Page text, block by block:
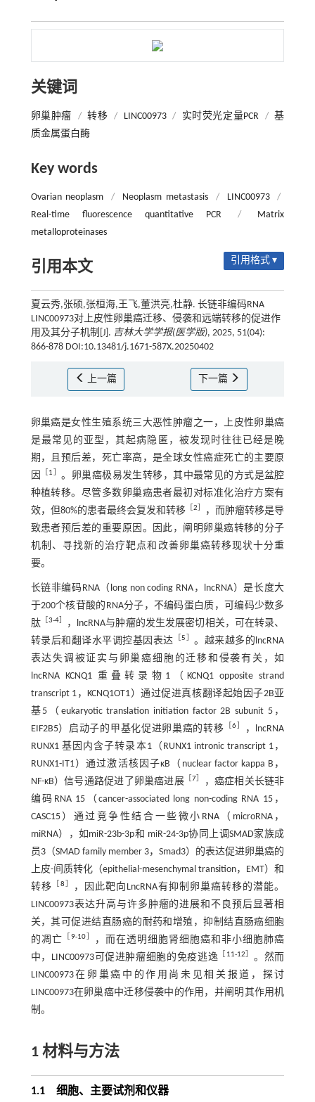
关键词
卵巢肿瘤 / 转移 / LINC00973 / 实时荧光定量PCR / 基
质金属蛋白酶
Key words
Ovarian neoplasm / Neoplasm metastasis / LINC00973
/
Real-time fluorescence quantitative PCR
/
Matrix
metalloproteinases
引用本文 引用格式 ▾
夏云秀,张硕,张桓海,王飞,董洪亮,杜静. 长链非编码RNA
LINC00973对上皮性卵巢癌迁移、侵袭和远端转移的促进作
用及其分子机制[J]. 吉林大学学报(医学版), 2025, 51(04):
866-878 DOI:10.13481/j.1671-587X.20250402
上一篇 下一篇
卵巢癌是女性生殖系统三大恶性肿瘤之一，上皮性卵巢癌
是最常见的亚型，其起病隐匿，被发现时往往已经是晚
期，且预后差，死亡率高，是全球女性癌症死亡的主要原
因
1
。卵巢癌极易发生转移，其中最常见的方式是盆腔
种植转移。尽管多数卵巢癌患者最初对标准化治疗方案有
效，但80%的患者最终会复发和转移 ［2
，而肿瘤转移是导
致患者预后差的重要原因。因此，阐明卵巢癌转移的分子
机制、寻找新的治疗靶点和改善卵巢癌转移现状十分重
要。
长链非编码RNA（long non coding RNA，lncRNA）是长度大
于200个核苷酸的RNA分子，不编码蛋白质，可编码少数多
肽［ 3-4］
，lncRNA与肿瘤的发生发展密切相关，可在转录、
转录后和翻译水平调控基因表达 ［5
。越来越多的lncRNA
表达失调被证实与卵巢癌细胞的迁移和侵袭有关，如
lncRNA KCNQ1 重叠转录物1（KCNQ1 opposite strand
transcript 1，KCNQ1OT1）通过促进真核翻译起始因子2B亚
基5（eukaryotic translation initiation factor 2B subunit 5，
EIF2B5）启动子的甲基化促进卵巢癌的转移 ［6
，lncRNA
RUNX1 基因内含子转录本1（RUNX1 intronic transcript 1，
RUNX1-IT1）通过激活核因子κB（nuclear factor kappa B，
NF-κB）信号通路促进了卵巢癌进展 ［7
，癌症相关长链非
编码RNA 15（cancer-associated long non-coding RNA 15，
CASC15）通过竞争性结合一些微小RNA（microRNA，
miRNA），如miR-23b-3p和 miR-24-3p协同上调SMAD家族成
员3（SMAD family member 3，Smad3）的表达促进卵巢癌的
上皮-间质转化（epithelial-mesenchymal transition，EMT）和
转移
8
，因此靶向LncRNA有抑制卵巢癌转移的潜能。
LINC00973表达升高与许多肿瘤的进展和不良预后显著相
关，其可促进结直肠癌的耐药和增殖，抑制结直肠癌细胞
的凋亡
9-10］
，而在透明细胞肾细胞癌和非小细胞肺癌
中，LINC00973可促进肿瘤细胞的免疫逃逸
11-12
。然而
LINC00973在卵巢癌中的作用尚未见相关报道，探讨
LINC00973在卵巢癌中迁移侵袭中的作用，并阐明其作用机
制。
1 材料与方法
1.1 细胞、主要试剂和仪器